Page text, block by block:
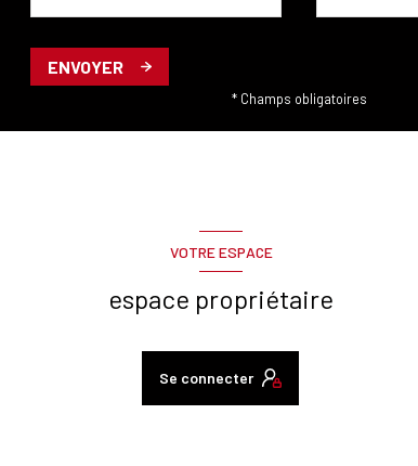
ENVOYER
* Champs obligatoires
VOTRE ESPACE
espace propriétaire
Se connecter